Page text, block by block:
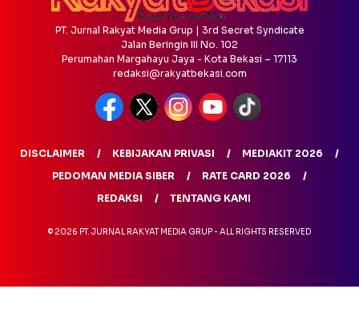
PT. Jurnal Rakyat Media Grup | 3rd Secret Syndicate
Jalan Beringin III No. 102
Perumahan Margahayu Jaya - Kota Bekasi – 17113
redaksi@rakyatbekasi.com
DISCLAIMER KEBIJAKAN PRIVASI
MEDIAKIT 2026
PEDOMAN MEDIA SIBER
RATE CARD 2026
REDAKSI
TENTANG KAMI
© 2026 PT. JURNAL RAKYAT MEDIA GRUP - ALL RIGHTS RESERVED